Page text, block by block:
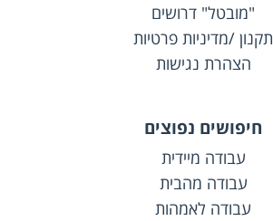
"מובטל" דרושים
תקנון /מדיניות פרטיות
הצהרת נגישות
חיפושים נפוצים
עבודה מיידית
עבודה מהבית
עבודה לאמהות